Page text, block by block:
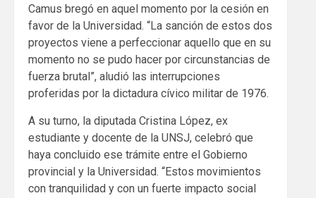
Camus bregó en aquel momento por la cesión en
favor de la Universidad. “La sanción de estos dos
proyectos viene a perfeccionar aquello que en su
momento no se pudo hacer por circunstancias de
fuerza brutal”, aludió las interrupciones
proferidas por la dictadura cívico militar de 1976.
A su turno, la diputada Cristina López, ex
estudiante y docente de la UNSJ, celebró que
haya concluido ese trámite entre el Gobierno
provincial y la Universidad. “Estos movimientos
con tranquilidad y con un fuerte impacto social